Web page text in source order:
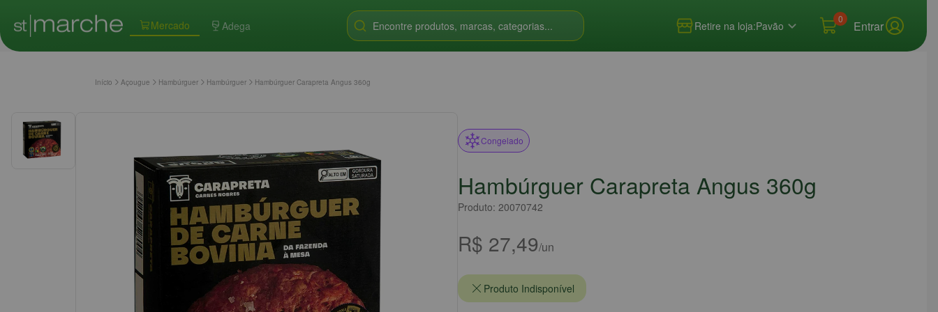
Mercado Adega Encontre produtos, marcas, categorias... Retire na loja:Pavão
0 Entrar
Início Açougue Hambúrguer Hambúrguer Hambúrguer Carapreta Angus 360g
Congelado
Hambúrguer Carapreta Angus 360g
Produto: 20070742
R$ 27,49/un
Produto Indisponível